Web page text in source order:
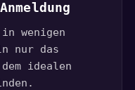
wenigen
nur das
idealen